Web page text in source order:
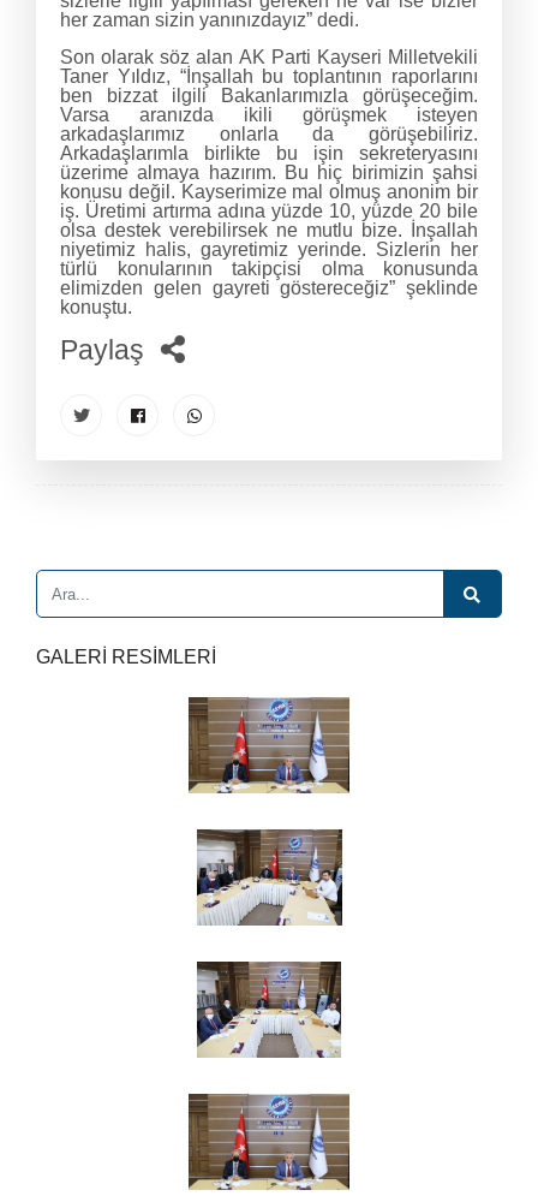
her zaman sizin yanınızdayız” dedi.
Son olarak söz alan AK Parti Kayseri Milletvekili
Taner Yıldız, “İnşallah bu toplantının raporlarını
ben bizzat ilgili Bakanlarımızla görüşeceğim.
Varsa aranızda ikili görüşmek isteyen
arkadaşlarımız onlarla da görüşebiliriz.
Arkadaşlarımla birlikte bu işin sekreteryasını
üzerime almaya hazırım. Bu hiç birimizin şahsi
konusu değil. Kayserimize mal olmuş anonim bir
iş. Üretimi artırma adına yüzde 10, yüzde 20 bile
olsa destek verebilirsek ne mutlu bize. İnşallah
niyetimiz halis, gayretimiz yerinde. Sizlerin her
türlü konularının takipçisi olma konusunda
elimizden gelen gayreti göstereceğiz” şeklinde
konuştu.
Paylaş
GALERİ RESİMLERİ